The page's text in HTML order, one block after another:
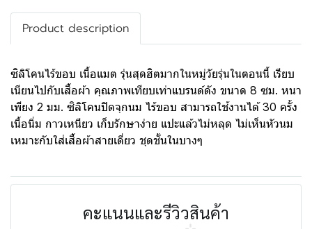
Product description
ซิลิโคนไร้ขอบ เนื้อแมต รุ่นสุดฮิตมากในหมู่วัยรุ่นในตอนนี้ เรียบ
เนียนไปกับเสื้อผ้า คุณภาพเทียบเท่าแบรนด์ดัง ขนาด 8 ซม. หนา
เพียง 2 มม. ซิลิโคนปิดจุกนม ไร้ขอบ สามารถใช้งานได้ 30 ครั้ง
เนื้อนิ่ม กาวเหนียว เก็บรักษาง่าย แปะแล้วไม่หลุด ไม่เห็นหัวนม
เหมาะกับใส่เสื้อผ้าสายเดี่ยว ชุดชั้นในบางๆ
คะแนนและรีวิวสินค้า